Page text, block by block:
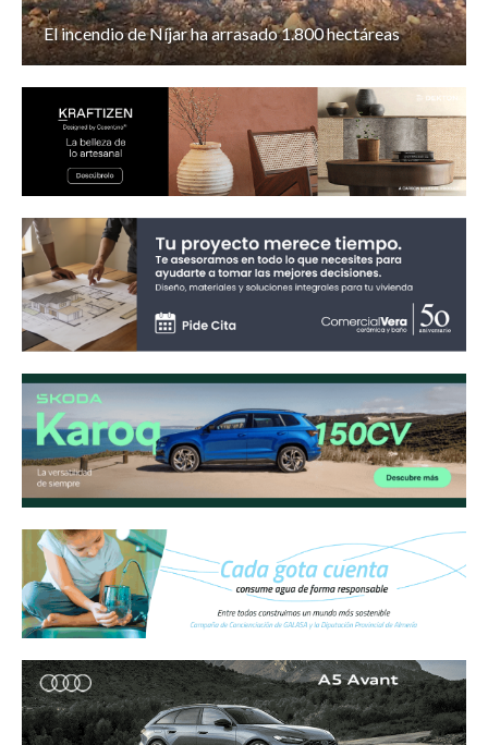
El incendio de Níjar ha arrasado 1.800 hectáreas